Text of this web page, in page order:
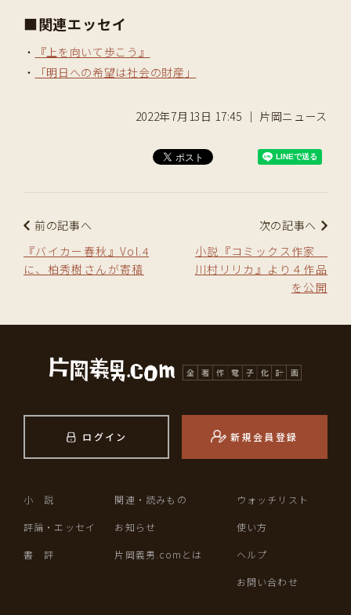
■関連エッセイ
・
『上を向いて歩こう』
・
「明日への希望は社会の財産」
2022年7月13日 17:45 ｜ 片岡ニュース
前の記事へ
『バイカー春秋』Vol.4
に、柏秀樹さんが寄稿
次の記事へ
小説『コミックス作家
川村リリカ』より４作品
を公開
ログイン 新規会員登録
小 説
評論・エッセイ
書 評
関連・読みもの
お知らせ
片岡義男.comとは
ウォッチリスト
使い方
ヘルプ
お問い合わせ